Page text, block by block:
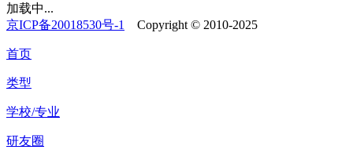
加载中...
京ICP备20018530号-1 Copyright © 2010-2025
首页
类型
学校/专业
研友圈